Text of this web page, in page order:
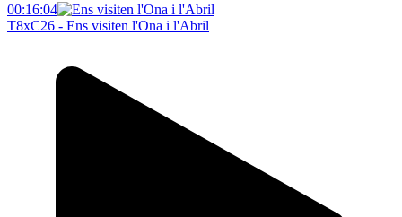
00:16:04
T8xC26 - Ens visiten l'Ona i l'Abril